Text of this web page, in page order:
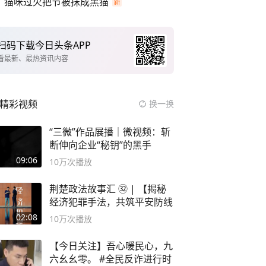
码下载今日头条APP
最新、最热资讯内容
精彩视频 换一换
09:06
“三微”作品展播｜微视频：斩
断伸向企业“秘钥”的黑手
10万次播放
02:08
荆楚政法故事汇 ㉜ | 【揭秘
经济犯罪手法，共筑平安防线
10万次播放
【今日关注】吾心暖民心，九
六幺幺零。 #全民反诈进行时